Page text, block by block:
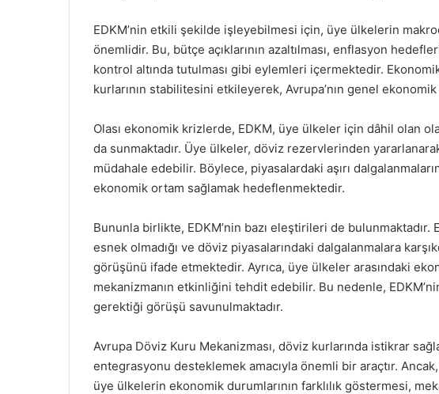
EDKM’nin etkili şekilde işleyebilmesi için, üye ülkelerin
önemlidir. Bu, bütçe açıklarının azaltılması, enflasyon
kontrol altında tutulması gibi eylemleri içermektedir.
kurlarının stabilitesini etkileyerek, Avrupa’nın genel
Olası ekonomik krizlerde, EDKM, üye ülkeler için dâhil olan
da sunmaktadır. Üye ülkeler, döviz rezervlerinden
müdahale edebilir. Böylece, piyasalardaki aşırı
ekonomik ortam sağlamak hedeflenmektedir.
Bununla birlikte, EDKM’nin bazı eleştirileri de
esnek olmadığı ve döviz piyasalarındaki dalgalanmalara
görüşünü ifade etmektedir. Ayrıca, üye ülkeler arasındaki
mekanizmanın etkinliğini tehdit edebilir. Bu nedenle,
gerektiği görüşü savunulmaktadır.
Avrupa Döviz Kuru Mekanizması, döviz kurlarında istikrar
entegrasyonu desteklemek amacıyla önemli bir araçtır.
üye ülkelerin ekonomik durumlarının farklılık göstermesi,